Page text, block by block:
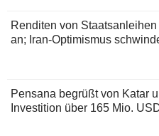
Renditen von
an; Iran-Optimismus
Pensana begrüßt von Katar
Investition über 165 Mio.